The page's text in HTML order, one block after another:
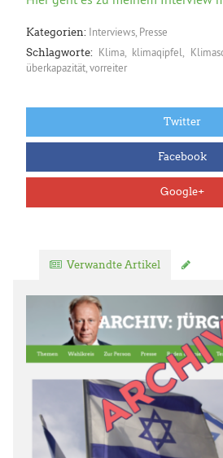
Kategorien: Interviews Presse
Schlagworte: Klima klimaqipfel
überkapazität vorreiter
Twitter
Facebook
Google+
Verwandte Artikel